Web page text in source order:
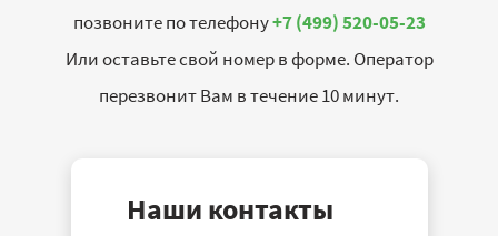
позвоните по телефону+7 (499) 520-05-23
Или оставьте свой номер в форме. Оператор
перезвонит Вам в течение 10 минут.
Наши контакты